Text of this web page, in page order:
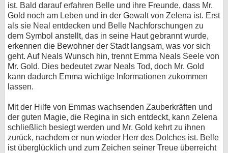
ist. Bald darauf erfahren Belle und ihre Freunde, dass Mr.
Gold noch am Leben und in der Gewalt von Zelena ist. Erst
als sie Neal entdecken und Belle Nachforschungen zu
dem Symbol anstellt, das in seine Haut gebrannt wurde,
erkennen die Bewohner der Stadt langsam, was vor sich
geht. Auf Neals Wunsch hin, trennt Emma Neals Seele von
Mr. Gold. Dies bedeutet zwar Neals Tod, doch Mr. Gold
kann dadurch Emma wichtige Informationen zukommen
lassen.
Mit der Hilfe von Emmas wachsenden Zauberkräften und
der guten Magie, die Regina in sich entdeckt, kann Zelena
schließlich besiegt werden und Mr. Gold kehrt zu ihnen
zurück, nachdem er nun wieder Herr des Dolches ist. Belle
ist überglücklich und zum Zeichen seiner Treue überreicht